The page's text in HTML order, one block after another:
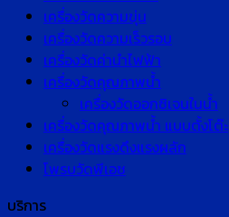
เครื่องวัดความขุ่น
เครื่องวัดความเร็วรอบ
เครื่องวัดค่านำไฟฟ้า
เครื่องวัดคุณภาพน้ำ
เครื่องวัดออกซิเจนในน้ำ
เครื่องวัดคุณภาพน้ำ แบบตั้งโต๊ะ
เครื่องวัดแรงดึงแรงผลัก
โพรบวัดพีเอช
บริการ